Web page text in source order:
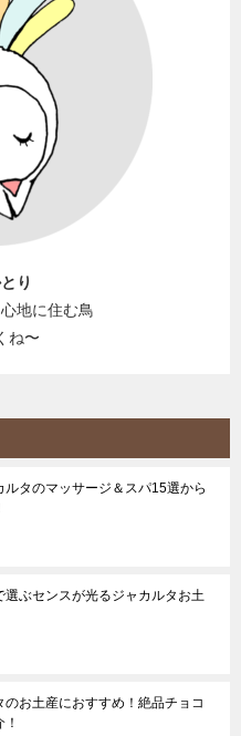
り
地に住む鳥
ね〜
ルタのマッサージ＆スパ15選から
選ぶセンスが光るジャカルタお土
のお土産におすすめ！絶品チョコ